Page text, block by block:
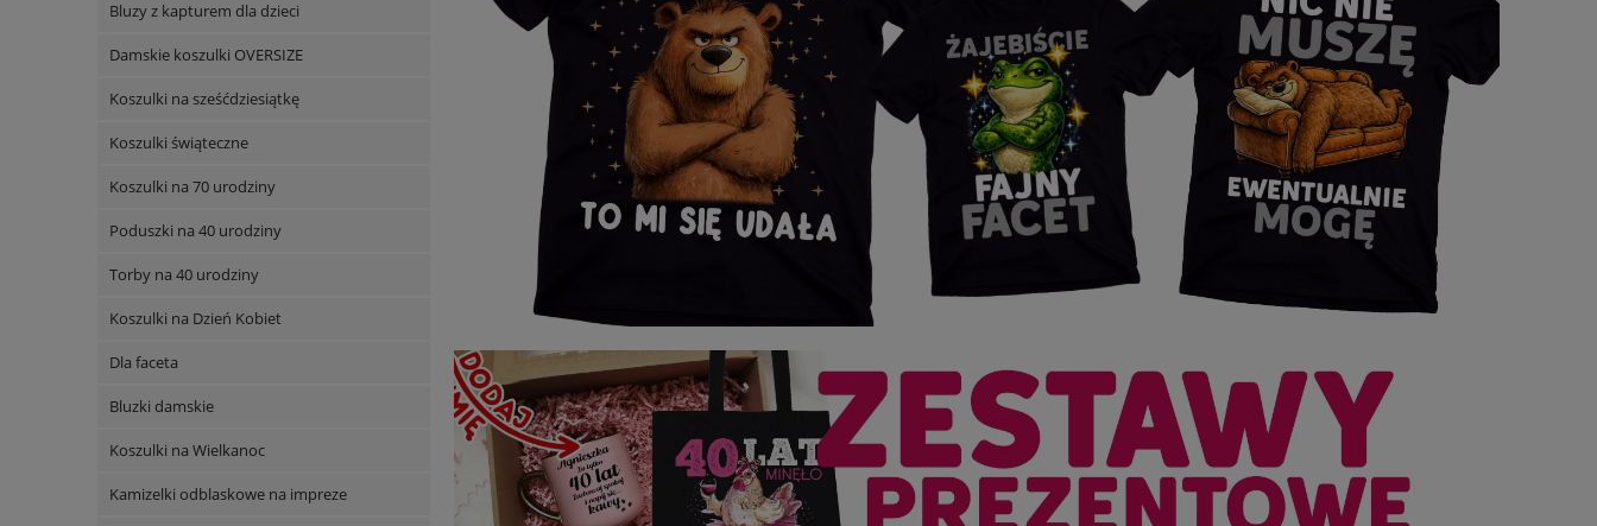
Bluzy z kapturem dla dzieci
Damskie koszulki OVERSIZE
Koszulki na sześćdziesiątkę
Koszulki świąteczne
Koszulki na 70 urodziny
Poduszki na 40 urodziny
Torby na 40 urodziny
Koszulki na Dzień Kobiet
Dla faceta
Bluzki damskie
Koszulki na Wielkanoc
Kamizelki odblaskowe na impreze